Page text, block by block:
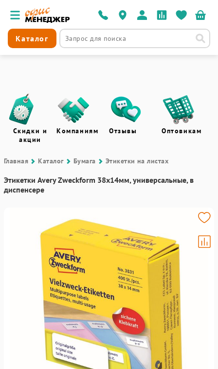
Каталог
Скидки и
акции
Компаниям Отзывы Оптовикам
Главная Каталог Бумага Этикетки на листах
Этикетки Avery Zweckform 38х14мм, универсальные, в
диспенсере